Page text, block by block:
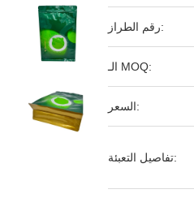
رقم الطراز:
الـ MOQ:
السعر:
تفاصيل التعبئة: